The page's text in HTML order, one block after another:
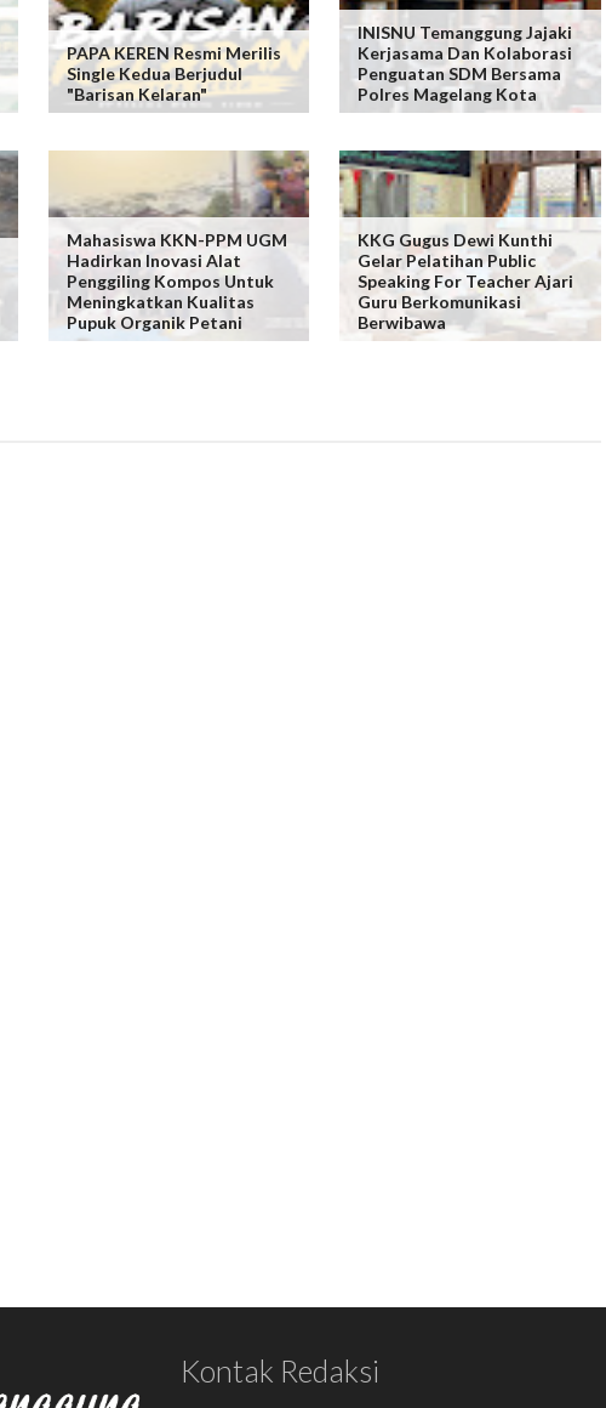
PAPA KEREN Resmi Merilis
Single Kedua Berjudul
"Barisan Kelaran"
INISNU Temanggung Jajaki
Kerjasama Dan Kolaborasi
Penguatan SDM Bersama
Polres Magelang Kota
Mahasiswa KKN-PPM UGM
Hadirkan Inovasi Alat
Penggiling Kompos Untuk
Meningkatkan Kualitas
Pupuk Organik Petani
KKG Gugus Dewi Kunthi
Gelar Pelatihan Public
Speaking For Teacher Ajari
Guru Berkomunikasi
Berwibawa
Kontak Redaksi